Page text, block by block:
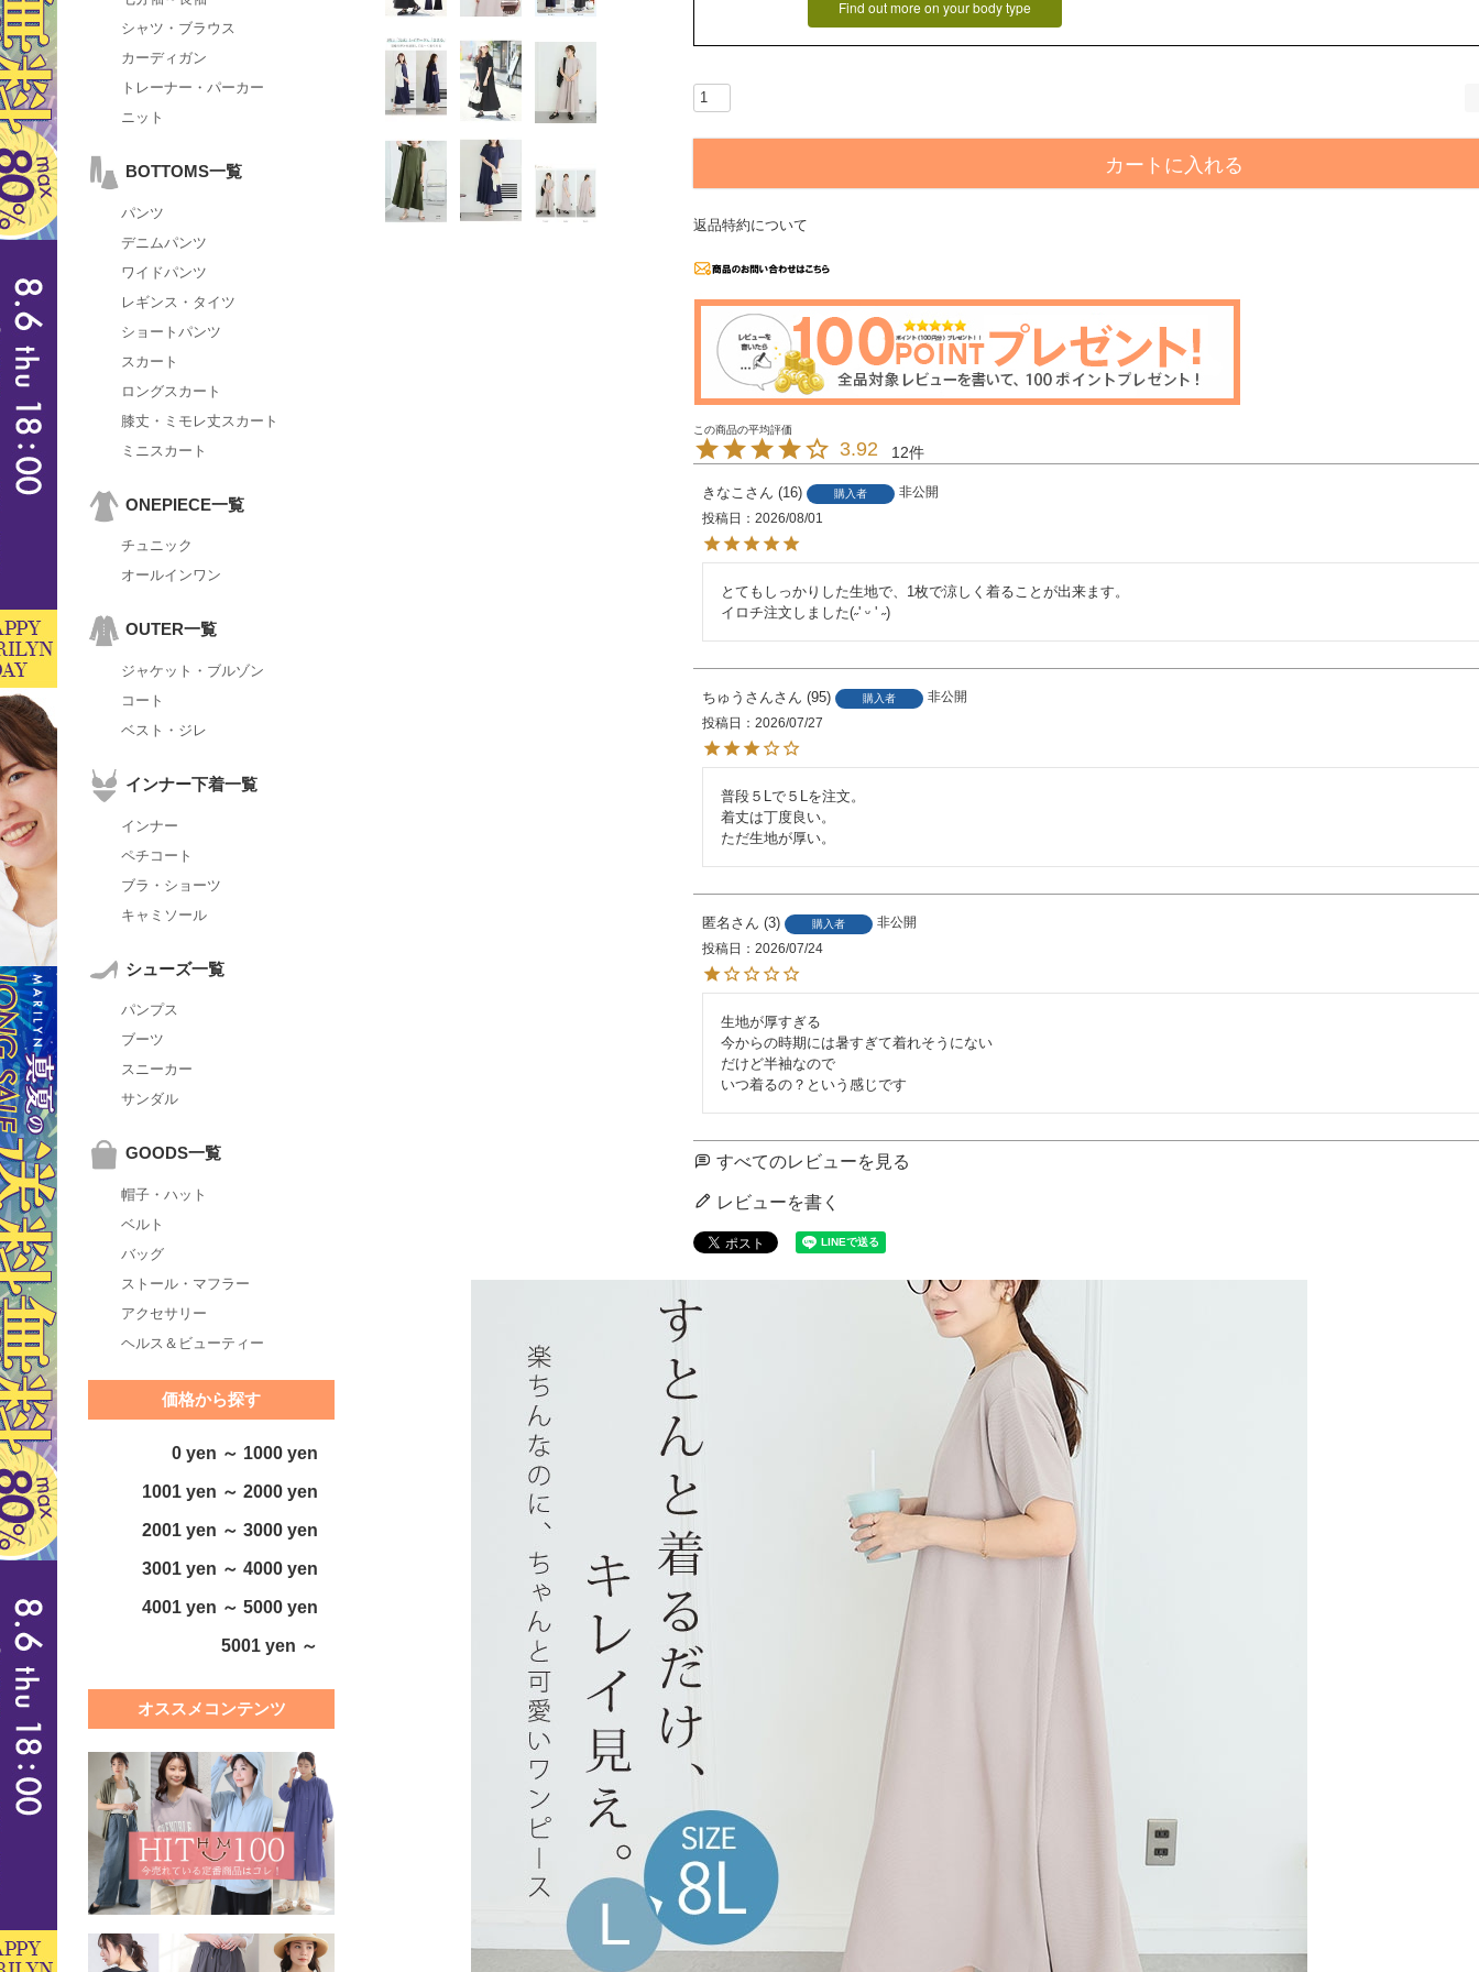
シャツ・ブラウス
カーディガン
トレーナー・パーカー
ニット
BOTTOMS一覧
パンツ
デニムパンツ
ワイドパンツ
レギンス・タイツ
ショートパンツ
スカート
ロングスカート
膝丈・ミモレ丈スカート
ミニスカート
ONEPIECE一覧
チュニック
オールインワン
OUTER一覧
ジャケット・ブルゾン
コート
ベスト・ジレ
インナー下着一覧
インナー
ペチコート
ブラ・ショーツ
キャミソール
シューズ一覧
パンプス
ブーツ
スニーカー
サンダル
GOODS一覧
帽子・ハット
ベルト
バッグ
ストール・マフラー
アクセサリー
ヘルス＆ビューティー
価格から探す
0 yen ～ 1000 yen
1001 yen ～ 2000 yen
2001 yen ～ 3000 yen
3001 yen ～ 4000 yen
4001 yen ～ 5000 yen
5001 yen ～
オススメコンテンツ
Find out more on your body type
カートに入れる
返品特約について
3.92 12
きなこ 16 購入者
非公開
投稿日
2026/08/01
とてもしっかりした生地で、1枚で涼しく着ることが出来ます。
イロチ注文しました(˶' ᵕ ' ˶)
ちゅうさん 95 購入者
非公開
投稿日
2026/07/27
普段５Lで５Lを注文。
着丈は丁度良い。
ただ生地が厚い。
匿名 3 購入者
非公開
投稿日
2026/07/24
生地が厚すぎる
今からの時期には暑すぎて着れそうにない
だけど半袖なので
いつ着るの？という感じです
すべてのレビューを見る
レビューを書く